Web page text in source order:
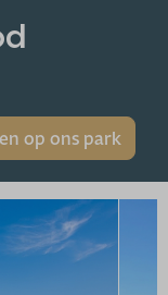
op ons park